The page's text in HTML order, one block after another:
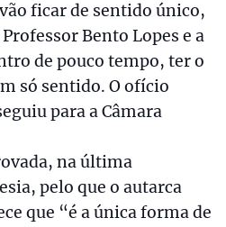
ficar de sentido único,
Bento Lopes e a
de pouco tempo, ter o
só sentido. O ofício
para a Câmara
na última
pelo que o autarca
que “é a única forma de